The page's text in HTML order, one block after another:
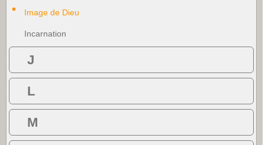
Image de Dieu
Incarnation
J
L
M